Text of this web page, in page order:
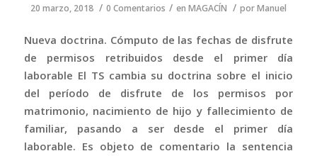
20 marzo, 2018 / 0 Comentarios / en MAGACÍN / porManuel
Nueva doctrina. Cómputo de las fechas de disfrute
de permisos retribuidos desde el primer día
laborable El TS cambia su doctrina sobre el inicio
del período de disfrute de los permisos por
matrimonio, nacimiento de hijo y fallecimiento de
familiar, pasando a ser desde el primer día
laborable. Es objeto de comentario la sentencia